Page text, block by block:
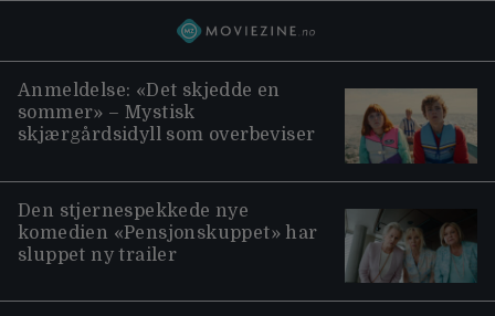
Anmeldelse: «Det skjedde en
sommer» – Mystisk
skjærgårdsidyll som overbeviser
Den stjernespekkede nye
komedien «Pensjonskuppet» har
sluppet ny trailer